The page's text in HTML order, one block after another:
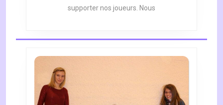
supporter nos joueurs. Nous